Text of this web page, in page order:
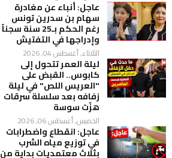
عاجل: أنباء عن مغادرة
سهام بن سدرين تونس
رغم الحكم بـ25 سنة سجناً
وإدراجها في التفتيش
الثلاثاء, أغسطس 04, 2026
ليلة العمر تتحول إلى
كابوس.. القبض على
"العريس اللص" في ليلة
زفافه بعد سلسلة سرقات
هزّت سوسة
الخميس, أغسطس 06, 2026
عاجل: انقطاع واضطرابات
في توزيع مياه الشرب
بثلاث معتمديات بداية من